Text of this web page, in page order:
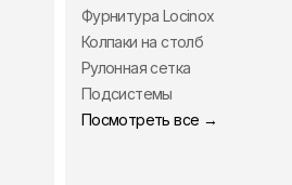
Фурнитура Locinox
Колпаки на столб
Рулонная сетка
Подсистемы
Посмотреть все →